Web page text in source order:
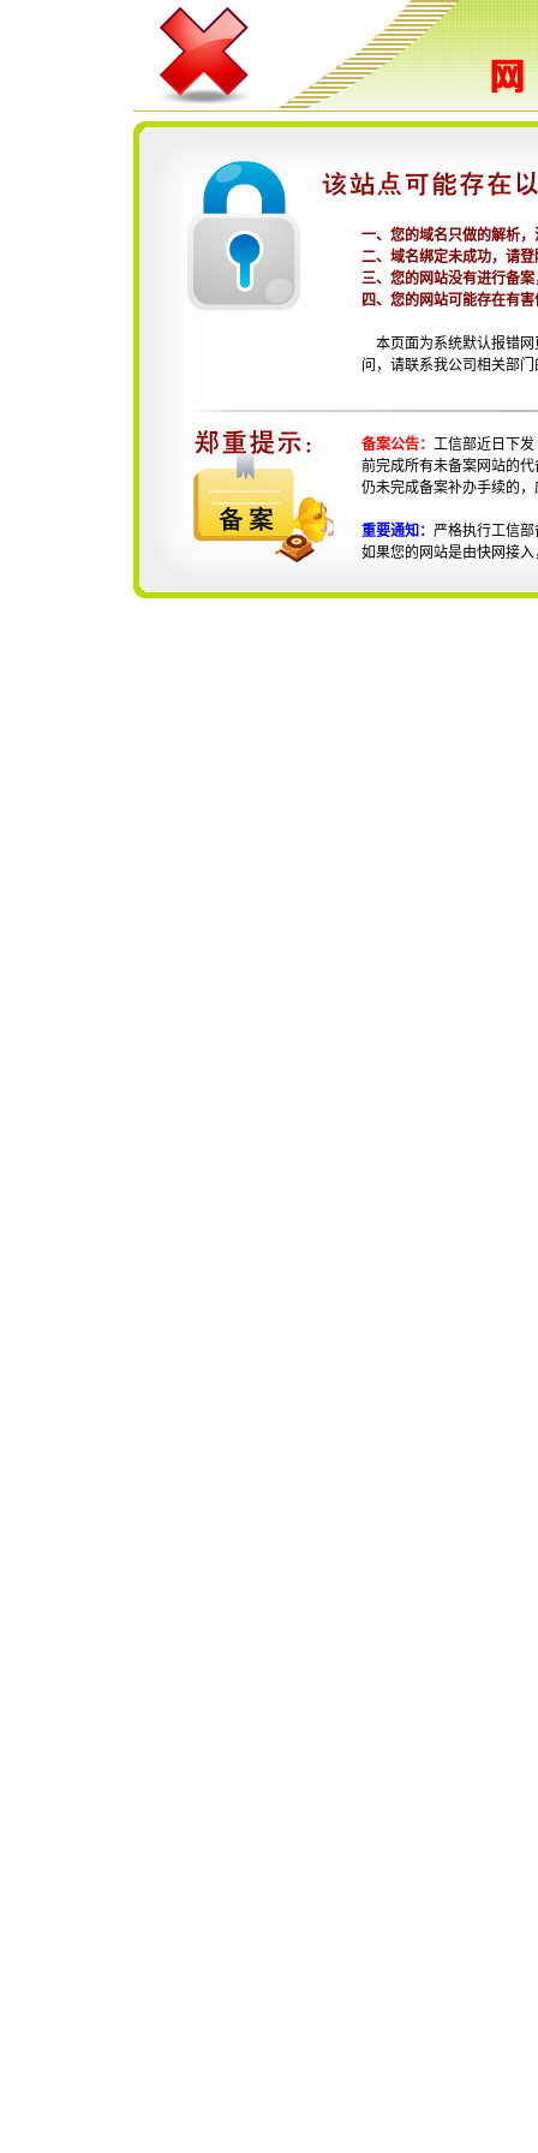
一、您的域名只做的解析
二、域名绑定未成功，请
三、您的网站没有进行备
四、您的网站可能存在有
本页面为系统默认报错网
问，请联系我公司相关部
备案公告： 工信部近日下发
前完成所有未备案网站的
仍未完成备案补办手续的
重要通知： 严格执行工信
如果您的网站是由快网接